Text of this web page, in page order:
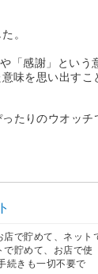
。
感謝」という
味を思い出すこ
たりのウオッチ
店で貯めて、ネット
で貯めて、お店で使
続きも一切不要で